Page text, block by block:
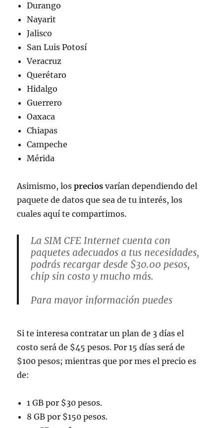
Durango
Nayarit
Jalisco
San Luis Potosí
Veracruz
Querétaro
Hidalgo
Guerrero
Oaxaca
Chiapas
Campeche
Mérida
Asimismo, losprecios varían dependiendo del
paquete de datos que sea de tu interés, los
cuales aquí te compartimos.
La SIM CFE Internet cuenta con
paquetes adecuados a tus necesidades,
podrás recargar desde $30.00 pesos,
chip sin costo y mucho más.
Para mayor información puedes
amosParaTi
pic.twitter.com/k3WQ3okpCP
Si te interesa contratar un plan de 3 días el
costo será de $45 pesos. Por 15 días será de
$100 pesos; mientras que por mes el precio es
de:
1 GB por $30 pesos.
8 GB por $150 pesos.